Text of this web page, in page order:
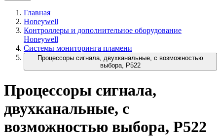
Главная
Honeywell
Контроллеры и дополнительное оборудование
Honeywell
Системы мониторинга пламени
Процессоры сигнала, двухканальные, с возможностью
выбора, P522
Процессоры сигнала,
двухканальные, с
возможностью выбора, P522